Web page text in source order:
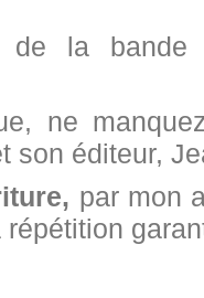
la bande
ne
son éditeur,
par mon